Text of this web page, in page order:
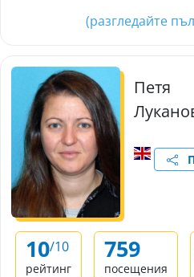
(разгледайте
Петя
10/10
рейтинг
759
посещения